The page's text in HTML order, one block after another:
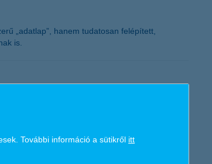
„adatlap”, hanem tudatosan felépített,
is.
gyorsabbá és könnyebbé teszi az
azt, érkezéskor pedig be is jelentkezhetnek.
További információ a sütikről itt